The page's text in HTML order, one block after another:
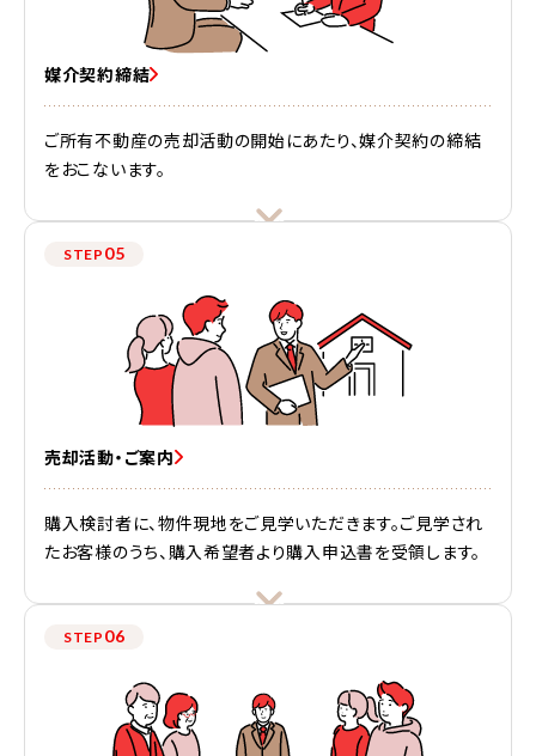
媒介契約締結
ご所有不動産の売却活動の開始にあたり、媒介契約の締結
をおこないます。
STEP 05
売却活動・ご案内
購入検討者に、物件現地をご見学いただきます。ご見学され
たお客様のうち、購入希望者より購入申込書を受領します。
STEP 06